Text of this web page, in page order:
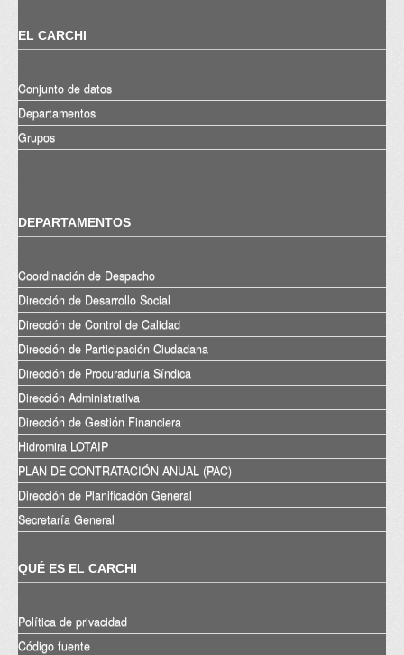
EL CARCHI
Conjunto de datos
Departamentos
Grupos
DEPARTAMENTOS
Coordinación de Despacho
Dirección de Desarrollo Social
Dirección de Control de Calidad
Dirección de Participación Ciudadana
Dirección de Procuraduría Síndica
Dirección Administrativa
Dirección de Gestión Financiera
Hidromira LOTAIP
PLAN DE CONTRATACIÓN ANUAL (PAC)
Dirección de Planificación General
Secretaría General
QUÉ ES EL CARCHI
Política de privacidad
Código fuente